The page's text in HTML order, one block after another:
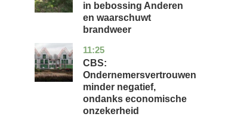
in bebossing Anderen
en waarschuwt
brandweer
11:25
zuid-
holland
economie
CBS:
Ondernemersvertrouwen
minder negatief,
ondanks economische
onzekerheid